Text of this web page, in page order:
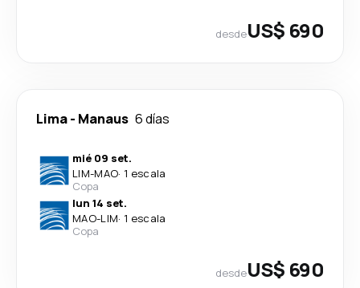
desdeUS$ 690
Lima- Manaus 6 días
mié 09 set.
LIM-MAO· 1 escala
Copa
lun 14 set.
MAO-LIM· 1 escala
Copa
desdeUS$ 690